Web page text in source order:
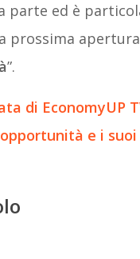
parte ed è
prossima
”.
di EconomyUP
e i